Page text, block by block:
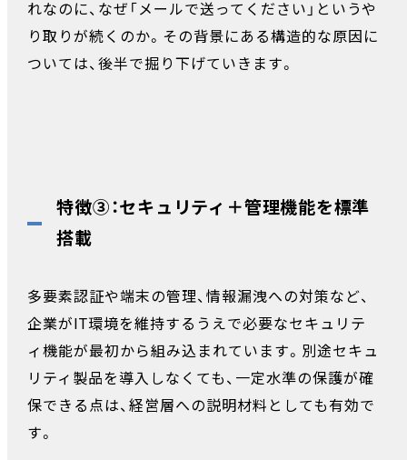
れなのに、なぜ「メールで送ってください」というや
り取りが続くのか。その背景にある構造的な原因に
ついては、後半で掘り下げていきます。
特徴③：セキュリティ＋管理機能を標準
搭載
多要素認証や端末の管理、情報漏洩への対策など、
企業がIT環境を維持するうえで必要なセキュリテ
ィ機能が最初から組み込まれています。別途セキュ
リティ製品を導入しなくても、一定水準の保護が確
保できる点は、経営層への説明材料としても有効で
す。